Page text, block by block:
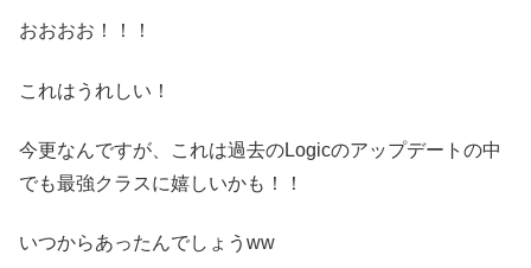
おおおお！！！
これはうれしい！
今更なんですが、これは過去のLogicのアップデートの中
でも最強クラスに嬉しいかも！！
いつからあったんでしょうww